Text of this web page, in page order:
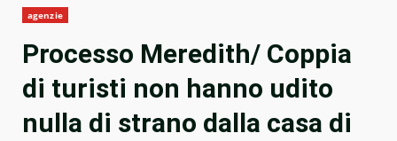
agenzie
Processo Meredith/ Coppia
di turisti non hanno udito
nulla di strano dalla casa di